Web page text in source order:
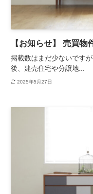
【お知らせ】 売買
掲載数はまだ少ないです
後、建売住宅や分譲地...
2025年5月27日